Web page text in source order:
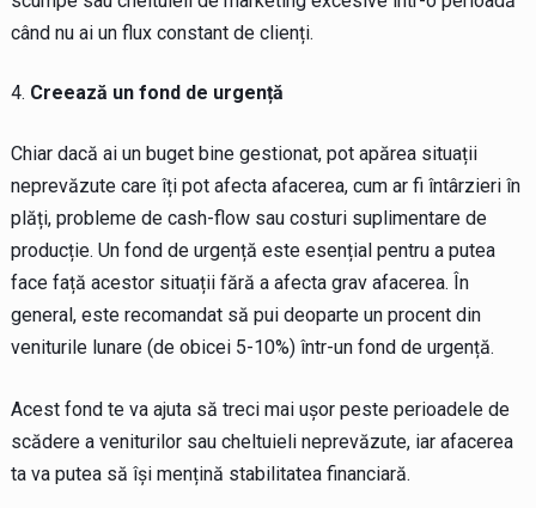
când nu ai un flux constant de clienți.
Creează un fond de urgență
Chiar dacă ai un buget bine gestionat, pot apărea situații
neprevăzute care îți pot afecta afacerea, cum ar fi întârzieri în
plăți, probleme de cash-flow sau costuri suplimentare de
producție. Un fond de urgență este esențial pentru a putea
face față acestor situații fără a afecta grav afacerea. În
general, este recomandat să pui deoparte un procent din
veniturile lunare (de obicei 5-10%) într-un fond de urgență.
Acest fond te va ajuta să treci mai ușor peste perioadele de
scădere a veniturilor sau cheltuieli neprevăzute, iar afacerea
ta va putea să își mențină stabilitatea financiară.